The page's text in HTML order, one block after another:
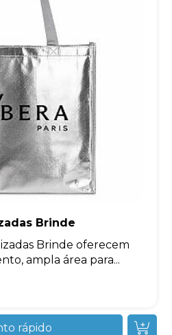
Brinde
Brinde oferecem
ampla área para...
rápido